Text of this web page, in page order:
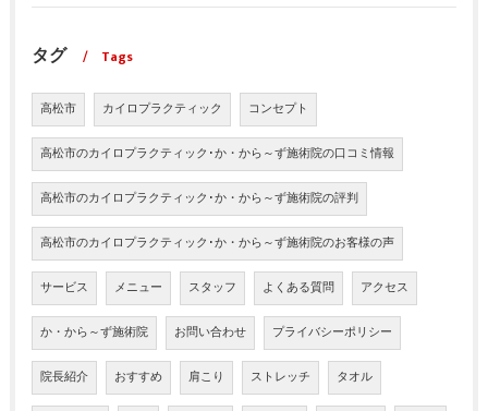
タグ Tags
高松市 カイロプラクティック コンセプト
高松市のカイロプラクティック･か・から～ず施術院の口コミ情報
高松市のカイロプラクティック･か・から～ず施術院の評判
高松市のカイロプラクティック･か・から～ず施術院のお客様の声
サービス メニュー スタッフ よくある質問 アクセス
か・から～ず施術院 お問い合わせ プライバシーポリシー
院長紹介 おすすめ 肩こり ストレッチ タオル